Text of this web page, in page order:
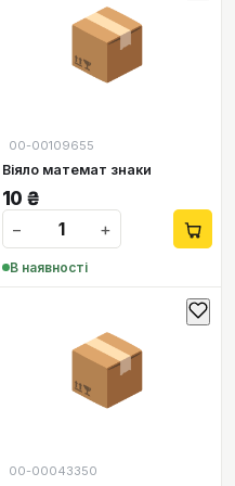
📦
00-00109655
Віяло математ знаки
10 ₴
−
+
В наявності
📦
00-00043350